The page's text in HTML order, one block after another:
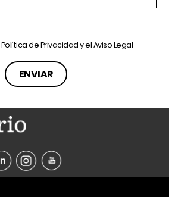
Política de Privacidady elAviso Legal